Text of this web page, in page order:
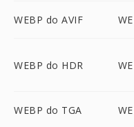
WEBP do AVIF
WEBP do HDR
WEBP do TGA